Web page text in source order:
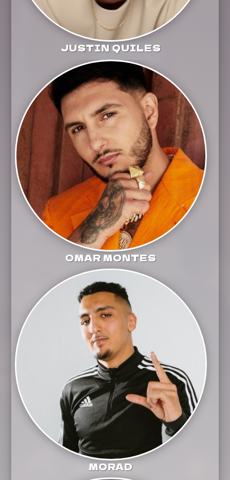
JUSTIN QUILES
OMAR MONTES
MORAD